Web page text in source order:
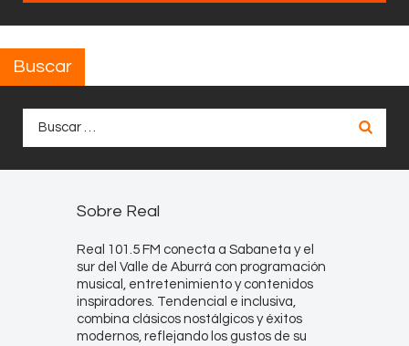
Buscar
Sobre Real
Real 101.5 FM conecta a Sabaneta y el
sur del Valle de Aburrá con programación
musical, entretenimiento y contenidos
inspiradores. Tendencial e inclusiva,
combina clásicos nostálgicos y éxitos
modernos, reflejando los gustos de su